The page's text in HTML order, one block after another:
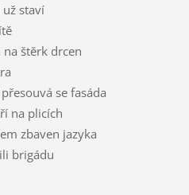
staví
štěrk drcen
se fasáda
na plicích
zbaven jazyka
brigádu